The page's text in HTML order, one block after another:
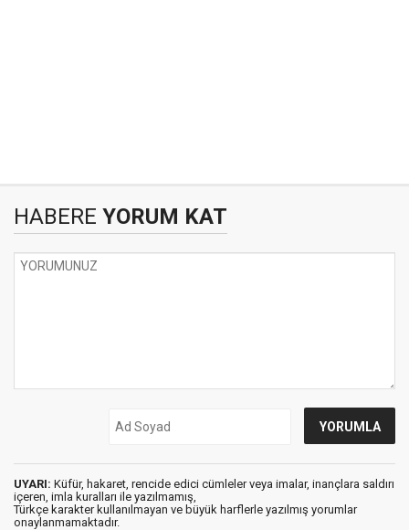
HABERE YORUM KAT
UYARI: Küfür, hakaret, rencide edici cümleler veya imalar, inançlara saldırı
içeren, imla kuralları ile yazılmamış,
Türkçe karakter kullanılmayan ve büyük harflerle yazılmış yorumlar
onaylanmamaktadır.